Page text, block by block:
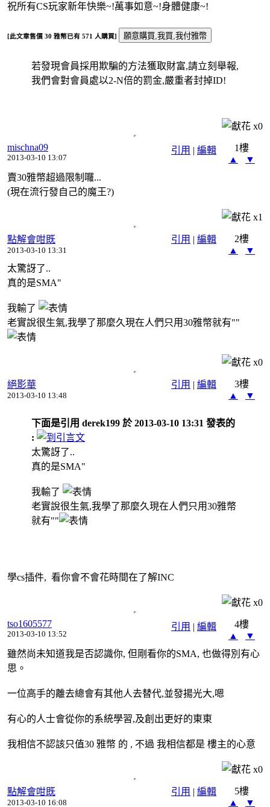
祝所有CS玩家新年快樂~!萬事如意~!身體健康~!
[此文章售價 30 雅幣已有 571 人購買]
若發現會員採用欺騙的方法獲取財富,請立刻舉報,
我們會對會員處以2-N倍的罰金,嚴重者封掉ID!
x0
引用 | 編輯
mischna09
2013-03-10 13:07
1樓
▲
▼
賣30雅幣超過限制囉...
(現在流行發自己的魔王?)
x1
引用 | 編輯
點解會咁既
2013-03-10 13:31
2樓
▲
▼
太驚訝了..
真的是SMA"
我輸了
老實說很生氣,我學了那麼久現在人們只用30雅幣就有""
x0
引用 | 編輯
絕影華
2013-03-10 13:48
3樓
▲
▼
下面是引用 derek199 於 2013-03-10 13:31 發表的
:
太驚訝了..
真的是SMA"
我輸了
老實說很生氣,我學了那麼久現在人們只用30雅幣
就有""
學cs插件, 看你會不會花時間在了解INC
x0
引用 | 編輯
tso1605577
2013-03-10 13:52
4樓
▲
▼
雖然尚未知道我是否認識你, 但剛看你的SMA, 也做得別有心
思。
一位高手的離去總會有其他人去替代,並發揚光大,嗯
有心的人士會從你的系統學習,及創出更好的東東
我相信不認該只值30 雅幣 的 , 不過 我相信都是 樓主的心意
x0
引用 | 編輯
點解會咁既
2013-03-10 16:08
5樓
▲
▼